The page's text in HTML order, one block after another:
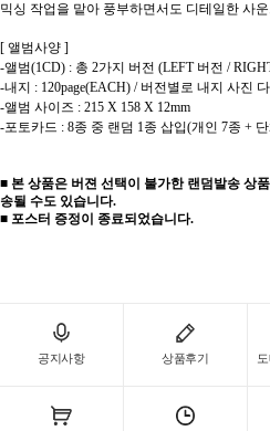
믹싱 작업을 맡아 풍부하면서도 디테일한 사
[ 앨범사양 ]
-앨범(1CD) : 총 2가지 버전 (LEFT 버전 /
-내지 : 120page(EACH) / 버전별로 내지 사진
-앨범 사이즈 : 215 X 158 X 12mm
-포토카드 : 8종 중 랜덤 1종 삽입(개인 7종 +
■ 본 상품은 버젼 선택이 불가한 랜덤발송 상
송될 수도 있습니다.
■ 포스터 증정이 종료되었습니다.
공지사항 상품후기